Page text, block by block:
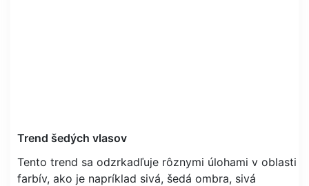
Trend šedých vlasov
Tento trend sa odzrkadľuje rôznymi úlohami v oblasti
farbív, ako je napríklad sivá, šedá ombra, sivá